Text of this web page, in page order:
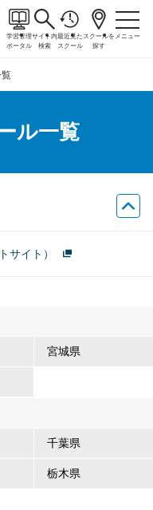
学習管理
ポータル
サイト内
検索
最近見た
スクール
スクールを
探す
メニュー
ル一覧
サイト）
宮城県
千葉県
栃木県